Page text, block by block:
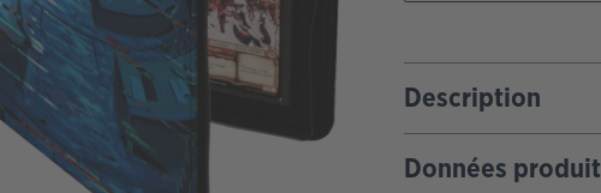
Description
Données produit